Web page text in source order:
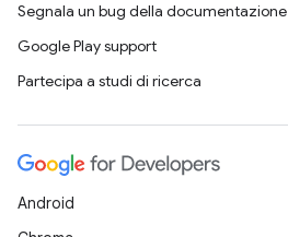
Segnala un bug della documentazione
Google Play support
Partecipa a studi di ricerca
Android